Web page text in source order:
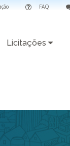
FAQ
Licitações